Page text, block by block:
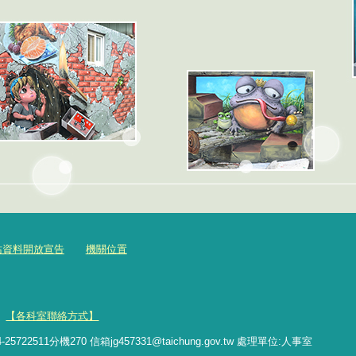
料開放宣告 機關位置
【各科室聯絡方式】
分機270 信箱jg457331@taichung.gov.tw 處理單位:人事室